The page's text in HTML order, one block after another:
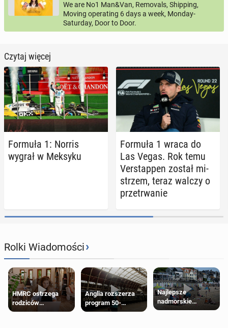
We are No1 Man&Van, Removals, Shipping,
Moving operating 6 days a week, Monday-
Saturday, Door to Door.
Czytaj więcej
Formuła 1: Norris
wygrał w Meksyku
Formuła 1 wraca do
Las Vegas. Rok temu
Ver­stap­pen został mi­
strzem, teraz walczy o
prze­trwa­nie
Rolki Wiadomości›
HMRC ostrzega
rodziców
pobierających Child
Anglia rozszerza
program 50-
procentowych
Najlepsze
nadmorskie
miasteczko blisko